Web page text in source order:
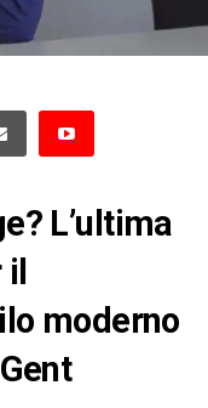
L’ultima
moderno